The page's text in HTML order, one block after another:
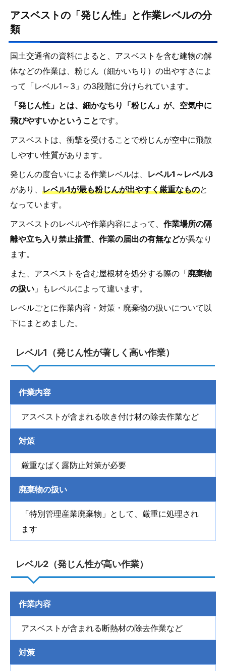
アスベストの「発じん性」と作業レベルの分
類
国土交通省の資料によると、アスベストを含む建物の解
体などの作業は、粉じん（細かいちり）の出やすさによ
って「レベル1～3」の3段階に分けられています。
「発じん性」とは、細かなちり「粉じん」が、空気中に
飛びやすいかということです。
アスベストは、衝撃を受けることで粉じんが空中に飛散
しやすい性質があります。
発じんの度合いによる作業レベルは、 レベル1～レベル3
があり、レベル1が最も粉じんが出やすく厳重なものと
なっています。
アスベストのレベルや作業内容によって、作業場所の隔
離や立ち入り禁止措置、作業の届出の有無などが異なり
ます。
また、アスベストを含む屋根材を処分する際の「廃棄物
の扱い 」もレベルによって違います。
レベルごとに作業内容・対策・廃棄物の扱いについて以
下にまとめました。
レベル1（発じん性が著しく高い作業）
作業内容
アスベストが含まれる吹き付け材の除去作業など
対策
厳重なばく露防止対策が必要
廃棄物の扱い
「特別管理産業廃棄物」として、厳重に処理され
ます
レベル2（発じん性が高い作業）
作業内容
アスベストが含まれる断熱材の除去作業など
対策